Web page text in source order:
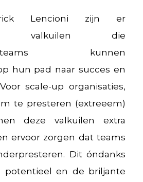
Lencioni zijn er
valkuilen die
kunnen
hun pad naar succes en
scale-up organisaties,
te presteren (extreeem)
deze valkuilen extra
ervoor zorgen dat teams
Dit óndanks
potentieel en de briljante